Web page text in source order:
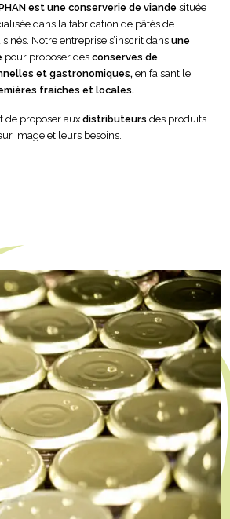
est une conserverie de viande située
dans la fabrication de pâtés de
Notre entreprise s’inscrit dans une
pour proposer des conserves de
et gastronomiques, en faisant le
fraiches et locales.
de proposer aux distributeurs des produits
image et leurs besoins.